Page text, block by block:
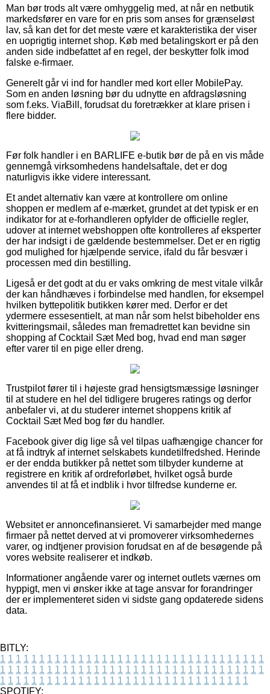
Man bør trods alt være omhyggelig med, at når en netbutik
markedsfører en vare for en pris som anses for grænseløst
lav, så kan det for det meste være et karakteristika der viser
en uoprigtig internet shop. Køb med betalingskort er på den
anden side indbefattet af en regel, der beskytter folk imod
falske e-firmaer.
Generelt går vi ind for handler med kort eller MobilePay.
Som en anden løsning bør du udnytte en afdragsløsning
som f.eks. ViaBill, forudsat du foretrækker at klare prisen i
flere bidder.
Før folk handler i en BARLIFE e-butik bør de på en vis måde
gennemgå virksomhedens handelsaftale, det er dog
naturligvis ikke videre interessant.
Et andet alternativ kan være at kontrollere om online
shoppen er medlem af e-mærket, grundet at det typisk er en
indikator for at e-forhandleren opfylder de officielle regler,
udover at internet webshoppen ofte kontrolleres af eksperter
der har indsigt i de gældende bestemmelser. Det er en rigtig
god mulighed for hjælpende service, ifald du får besvær i
processen med din bestilling.
Ligeså er det godt at du er vaks omkring de mest vitale vilkår
der kan håndhæves i forbindelse med handlen, for eksempel
hvilken byttepolitik butikken kører med. Derfor er det
ydermere essesentielt, at man når som helst bibeholder ens
kvitteringsmail, således man fremadrettet kan bevidne sin
shopping af Cocktail Sæt Med bog, hvad end man søger
efter varer til en pige eller dreng.
Trustpilot fører til i højeste grad hensigtsmæssige løsninger
til at studere en hel del tidligere brugeres ratings og derfor
anbefaler vi, at du studerer internet shoppens kritik af
Cocktail Sæt Med bog før du handler.
Facebook giver dig lige så vel tilpas uafhængige chancer for
at få indtryk af internet selskabets kundetilfredshed. Herinde
er der endda butikker på nettet som tilbyder kunderne at
registrere en kritik af ordreforløbet, hvilket også burde
anvendes til at få et indblik i hvor tilfredse kunderne er.
Websitet er annoncefinansieret. Vi samarbejder med mange
firmaer på nettet derved at vi promoverer virksomhedernes
varer, og indtjener provision forudsat en af de besøgende på
vores website realiserer et indkøb.
Informationer angående varer og internet outlets værnes om
hyppigt, men vi ønsker ikke at tage ansvar for forandringer
der er implementeret siden vi sidste gang opdaterede sidens
data.
BITLY:
1 1 1 1 1 1 1 1 1 1 1 1 1 1 1 1 1 1 1 1 1 1 1 1 1 1 1 1 1 1 1 1 1 1
1 1 1 1 1 1 1 1 1 1 1 1 1 1 1 1 1 1 1 1 1 1 1 1 1 1 1 1 1 1 1 1 1 1
1 1 1 1 1 1 1 1 1 1 1 1 1 1 1 1 1 1 1 1 1 1 1 1 1 1 1 1 1 1 1 1
SPOTIFY: